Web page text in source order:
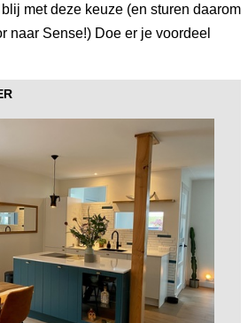
met deze keuze (en sturen daarom
naar Sense!) Doe er je voordeel